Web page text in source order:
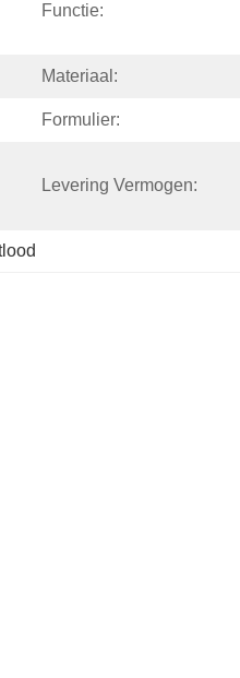
Functie:
Materiaal:
Formulier:
Levering Vermogen: